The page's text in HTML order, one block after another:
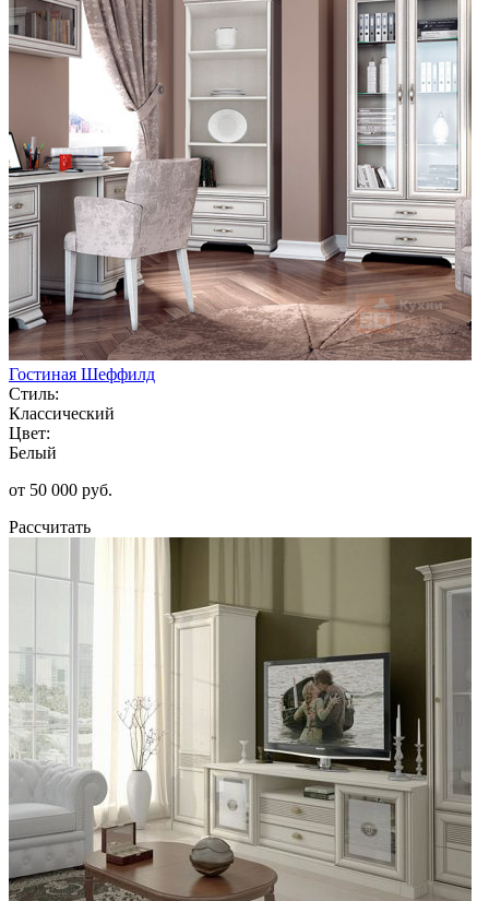
Гостиная Шеффилд
Стиль:
Классический
Цвет:
Белый
от 50 000 руб.
Рассчитать